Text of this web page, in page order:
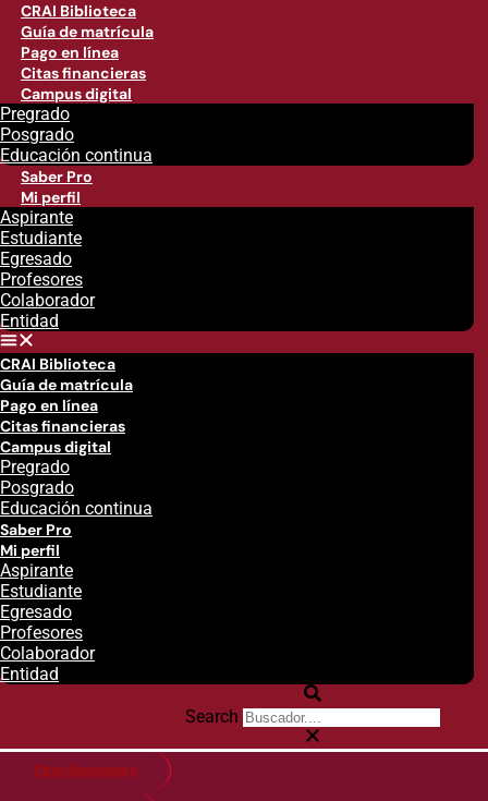
CRAI Biblioteca
Guía de matrícula
Pago en línea
Citas financieras
Campus digital
Pregrado
Posgrado
Educación continua
Saber Pro
Mi perfil
Aspirante
Estudiante
Egresado
Profesores
Colaborador
Entidad
CRAI Biblioteca
Guía de matrícula
Pago en línea
Citas financieras
Campus digital
Pregrado
Posgrado
Educación continua
Saber Pro
Mi perfil
Aspirante
Estudiante
Egresado
Profesores
Colaborador
Entidad
Search
Citas financieras